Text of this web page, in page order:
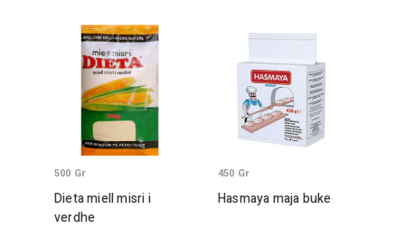
Dieta miell misri i
verdhe
500 Gr
Hasmaya maja buke
450 Gr